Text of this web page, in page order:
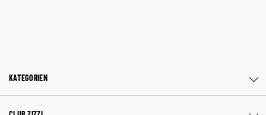
KATEGORIEN